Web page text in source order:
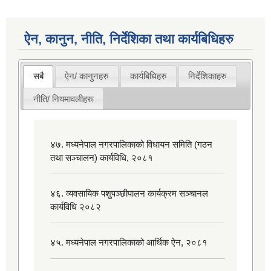
ऐन, कानुन, नीति, निर्देशिका तथा कार्यबिधिहरु
सबै ऐन/ कानुनहरु कार्यबिधिहरु निर्देशिकाहरु
नीति/ नियमावलीहरू
४७. मध्यनेपाल नगरपालिकाको विधायन समिति (गठन
तथा सञ्चालन) कार्यविधि, २०८१
४६. व्यवसायिक पशुपञ्छीपालन कार्यक्रम सञ्चानल
कार्यविधि २०८२
४५. मध्यनेपाल नगरपालिकाको आर्थिक ऐन, २०८१